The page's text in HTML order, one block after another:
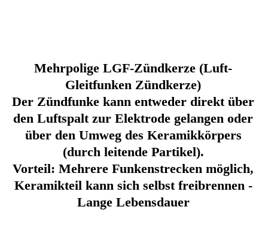
Mehrpolige LGF-Zündkerze (Luft-
Gleitfunken Zündkerze)
Der Zündfunke kann entweder direkt über
den Luftspalt zur Elektrode gelangen oder
über den Umweg des Keramikkörpers
(durch leitende Partikel).
Vorteil: Mehrere Funkenstrecken möglich,
Keramikteil kann sich selbst freibrennen -
Lange Lebensdauer